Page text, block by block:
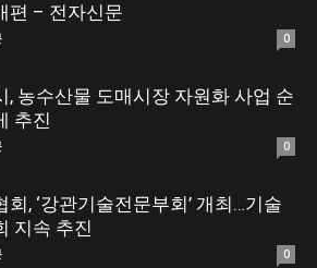
편 – 전자신문
0
, 농수산물 도매시장 자원화 사업 순
추진
0
회, ‘강관기술전문부회’ 개최…기술
지속 추진
0